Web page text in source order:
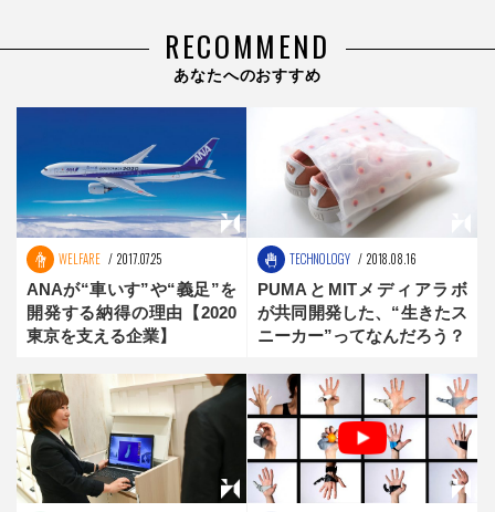
RECOMMEND
あなたへのおすすめ
WELFARE 2017.07.25
ANAが“車いす”や“義足”を
開発する納得の理由【2020
東京を支える企業】
TECHNOLOGY 2018.08.16
PUMAとMITメディアラボ
が共同開発した、“生きたス
ニーカー”ってなんだろう？